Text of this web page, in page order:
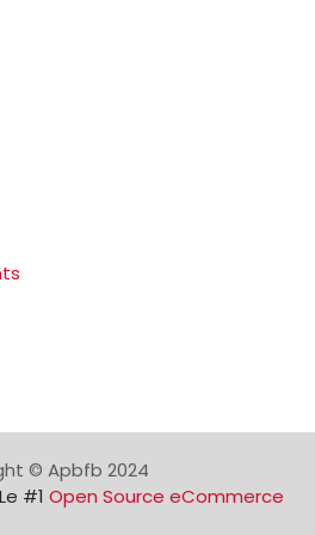
© Apbfb 2024
#1 Open Source eCommerce